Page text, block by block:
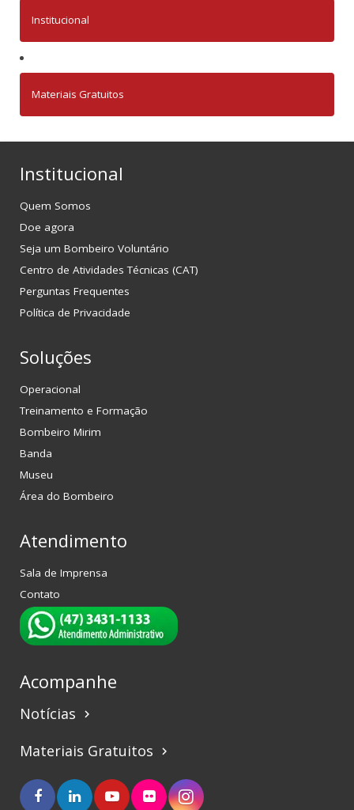
Institucional
Materiais Gratuitos
Institucional
Quem Somos
Doe agora
Seja um Bombeiro Voluntário
Centro de Atividades Técnicas (CAT)
Perguntas Frequentes
Política de Privacidade
Soluções
Operacional
Treinamento e Formação
Bombeiro Mirim
Banda
Museu
Área do Bombeiro
Atendimento
Sala de Imprensa
Contato
Acompanhe
Notícias keyboard_arrow_right
Materiais Gratuitos keyboard_arrow_right